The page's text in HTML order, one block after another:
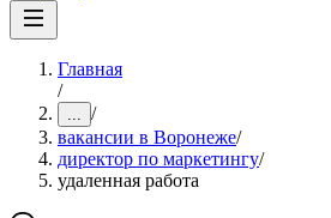
Главная
/
... /
вакансии в Воронеже/
директор по маркетингу/
удаленная работа